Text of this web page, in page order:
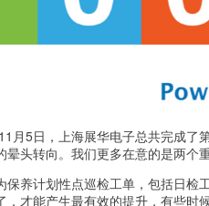
月5日，上海展华电子总共完成了
晕头转向。我们更多在意的是两个
保养计划性点巡检工单，包括日检
，才能产生最有效的提升，有些时